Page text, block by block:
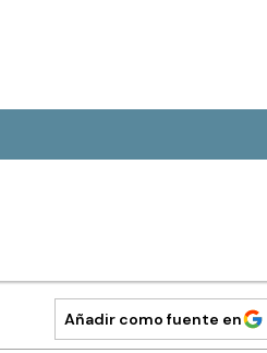
Añadir como fuente en